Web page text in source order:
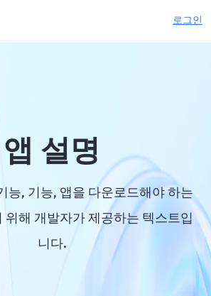
로그인
앱 설명
능, 기능, 앱을 다운로드해야 하는
위해 개발자가 제공하는 텍스트입
니다.